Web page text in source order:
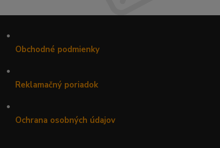
•
Obchodné podmienky
•
Reklamačný poriadok
•
Ochrana osobných údajov